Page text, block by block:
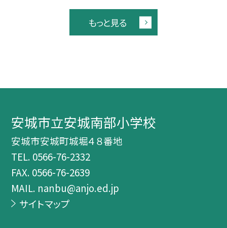
もっと見る
安城市立安城南部小学校
安城市安城町城堀４８番地
TEL. 0566-76-2332
FAX. 0566-76-2639
MAIL. nanbu@anjo.ed.jp
サイトマップ